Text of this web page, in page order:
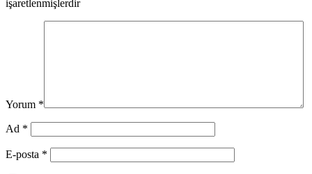
işaretlenmişlerdir
Yorum *
Ad *
E-posta *